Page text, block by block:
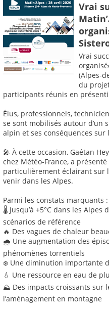
Vrai
Vrai
(Alpes-
du
participants réunis en
Élus, professionnels,
se sont mobilisés autour d’un
alpin et ses conséquences
🎤 À cette occasion, Gaétan
chez Météo-France, a
particulièrement éclairant sur
venir dans les Alpes.
Parmi les constats marquants :
🌡️ Jusqu’à +5°C dans les Alpes
scénarios de référence
🔥 Des vagues de chaleur
🌧️ Une augmentation des
phénomènes torrentiels
❄️ Une diminution importante
💧 Une ressource en eau de
⛰️ Des impacts croissants sur
l’aménagement en montagne